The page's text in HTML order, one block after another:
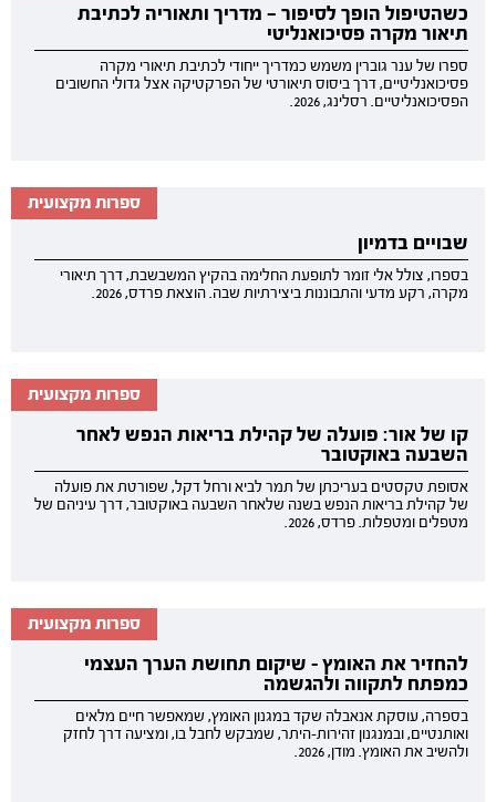
כשהטיפול הופך לסיפור — מדריך ותאוריה לכתיבת
תיאור מקרה פסיכואנליטי
ספרו של ענר גוברין משמש כמדריך ייחודי לכתיבת תיאורי מקרה
פסיכואנליטיים, דרך ביסוס תיאורטי של הפרקטיקה אצל גדולי החשובים
הפסיכואנליטיים. רסלינג, 2026.
ספרות מקצועית
שבויים בדמיון
בספרו, צולל אלי זומר לתופעת החלימה בהקיץ המשבשבת, דרך תיאורי
מקרה, רקע מדעי והתבוננות ביצירתיות שבה. הוצאת פרדס, 2026.
ספרות מקצועית
קו של אור: פועלה של קהילת בריאות הנפש לאחר
השבעה באוקטובר
אסופת טקסטים בעריכתן של תמר לביא ורחל דקל, שפורטת את פועלה
של קהילת בריאות הנפש בשנה שלאחר השבעה באוקטובר, דרך עיניהם של
מטפלים ומטפלות. פרדס, 2026.
ספרות מקצועית
להחזיר את האומץ - שיקום תחושת הערך העצמי
כמפתח לתקווה ולהגשמה
בספרה, עוסקת אנאבלה שקד במגנון האומץ, שמאפשר חיים מלאים
ואותנטיים, ובמנגנון זהירות-היתר, שמבקש לחבל בו, ומציעה דרך לחזק
ולהשיב את האומץ. מודן, 2026.